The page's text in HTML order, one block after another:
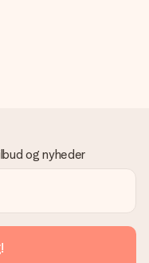
Dankort, Paypal,
I tilfælde af
højde for en ekstra 3
gerne med at finde en
modtager altid
kan altid finde den i din
få gaven leveret
til en sand
og nyheder